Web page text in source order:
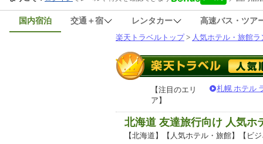
国内宿泊 交通＋宿 レンタカー
高速バス・ツア
楽天トラベルトップ> 人気ホテル・旅館ラ
【注目のエリ
ア】
札幌 ホテル
北海道 友達旅行向け 人気ホ
【北海道】【人気ホテル・旅館】【ビ